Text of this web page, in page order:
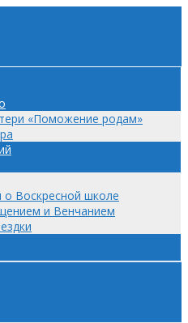
«Поможение родам»
Воскресной школе
и Венчанием